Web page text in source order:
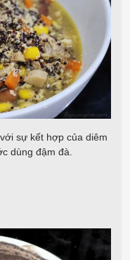
sự kết hợp của diêm
dùng đậm đà.